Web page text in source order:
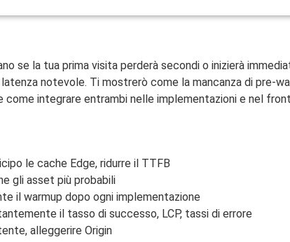
se la tua prima visita perderà secondi o inizierà
notevole. Ti mostrerò come la mancanza di pre-
integrare entrambi nelle implementazioni e nel
le cache Edge, ridurre il TTFB
gli asset più probabili
il warmup dopo ogni implementazione
il tasso di successo, LCP, tassi di errore
alleggerire Origin